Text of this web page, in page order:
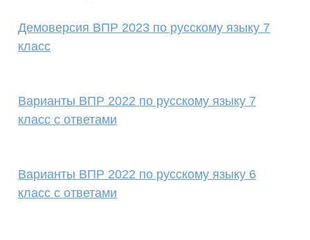
Демоверсия ВПР 2023 по русскому языку 7
класс
Варианты ВПР 2022 по русскому языку 7
класс с ответами
Варианты ВПР 2022 по русскому языку 6
класс с ответами